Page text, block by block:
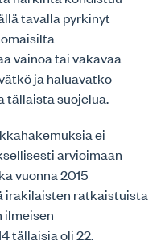
tavalla pyrkinyt
vainoa tai vakavaa
ja haluavatko
tällaista suojelua.
ei
arvioimaan
vuonna 2015
irakilaisten ratkaistuista
ilmeisen
tällaisia oli 22.